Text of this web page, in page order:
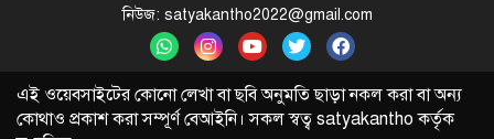
নিউজ: satyakantho2022@gmail.com
এই ওয়েবসাইটের কোনো লেখা বা ছবি অনুমতি ছাড়া নকল করা বা অন্য
কোথাও প্রকাশ করা সম্পূর্ণ বেআইনি। সকল স্বত্ব satyakantho কর্তৃক